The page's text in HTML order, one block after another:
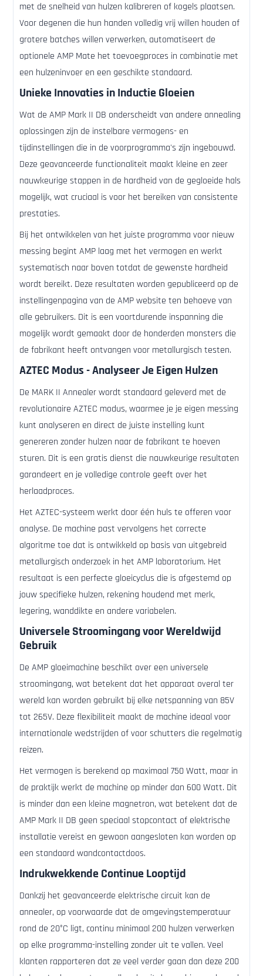
met de snelheid van hulzen kalibreren of kogels plaatsen.
Voor degenen die hun handen volledig vrij willen houden of
grotere batches willen verwerken, automatiseert de
optionele AMP Mate het toevoegproces in combinatie met
een hulzeninvoer en een geschikte standaard.
Unieke Innovaties in Inductie Gloeien
Wat de AMP Mark II DB onderscheidt van andere annealing
oplossingen zijn de instelbare vermogens- en
tijdinstellingen die in de voorprogramma's zijn ingebouwd.
Deze geavanceerde functionaliteit maakt kleine en zeer
nauwkeurige stappen in de hardheid van de gegloeide hals
mogelijk, wat cruciaal is voor het bereiken van consistente
prestaties.
Bij het ontwikkelen van het juiste programma voor nieuw
messing begint AMP laag met het vermogen en werkt
systematisch naar boven totdat de gewenste hardheid
wordt bereikt. Deze resultaten worden gepubliceerd op de
instellingenpagina van de AMP website ten behoeve van
alle gebruikers. Dit is een voortdurende inspanning die
mogelijk wordt gemaakt door de honderden monsters die
de fabrikant heeft ontvangen voor metallurgisch testen.
AZTEC Modus - Analyseer Je Eigen Hulzen
De MARK II Annealer wordt standaard geleverd met de
revolutionaire AZTEC modus, waarmee je je eigen messing
kunt analyseren en direct de juiste instelling kunt
genereren zonder hulzen naar de fabrikant te hoeven
sturen. Dit is een gratis dienst die nauwkeurige resultaten
garandeert en je volledige controle geeft over het
herlaadproces.
Het AZTEC-systeem werkt door één huls te offeren voor
analyse. De machine past vervolgens het correcte
algoritme toe dat is ontwikkeld op basis van uitgebreid
metallurgisch onderzoek in het AMP laboratorium. Het
resultaat is een perfecte gloeicyclus die is afgestemd op
jouw specifieke hulzen, rekening houdend met merk,
legering, wanddikte en andere variabelen.
Universele Stroomingang voor Wereldwijd
Gebruik
De AMP gloeimachine beschikt over een universele
stroomingang, wat betekent dat het apparaat overal ter
wereld kan worden gebruikt bij elke netspanning van 85V
tot 265V. Deze flexibiliteit maakt de machine ideaal voor
internationale wedstrijden of voor schutters die regelmatig
reizen.
Het vermogen is berekend op maximaal 750 Watt, maar in
de praktijk werkt de machine op minder dan 600 Watt. Dit
is minder dan een kleine magnetron, wat betekent dat de
AMP Mark II DB geen speciaal stopcontact of elektrische
installatie vereist en gewoon aangesloten kan worden op
een standaard wandcontactdoos.
Indrukwekkende Continue Looptijd
Dankzij het geavanceerde elektrische circuit kan de
annealer, op voorwaarde dat de omgevingstemperatuur
rond de 20°C ligt, continu minimaal 200 hulzen verwerken
op elke programma-instelling zonder uit te vallen. Veel
klanten rapporteren dat ze veel verder gaan dan deze 200